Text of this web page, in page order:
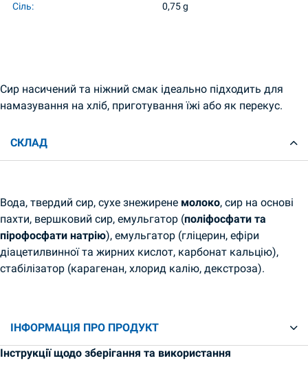
Сіль: 0,75 g
Сир насичений та ніжний смак ідеально підходить для
намазування на хліб, приготування їжі або як перекус.
СКЛАД
Вода, твердий сир, сухе знежирене молоко, сир на основі
пахти, вершковий сир, емульгатор (поліфосфати та
пірофосфати натрію), емульгатор (гліцерин, ефіри
діацетилвинної та жирних кислот, карбонат кальцію),
стабілізатор (карагенан, хлорид калію, декстроза).
ІНФОРМАЦІЯ ПРО ПРОДУКТ
Інструкції щодо зберігання та використання